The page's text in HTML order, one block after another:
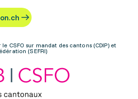
CSFO sur mandat des cantons (CDIP) et
(SEFRI)